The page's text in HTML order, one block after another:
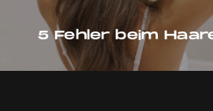
5 Fehler beim